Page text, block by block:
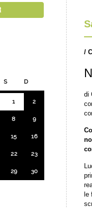
/
di
le
S D
1 2
8 9
15 16
22 23
29 30